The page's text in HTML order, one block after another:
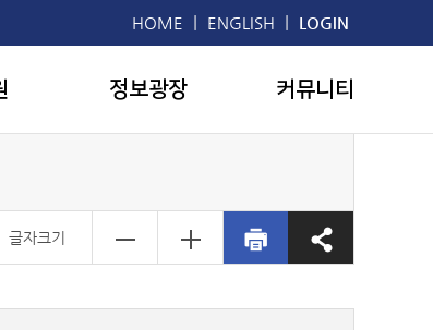
HOME | ENGLISH | LOGIN
정보광장 커뮤니티
글자크기